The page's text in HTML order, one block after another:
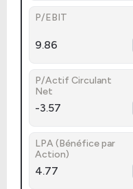
P/EBIT
9.86
P/Actif Circulant
Net
-3.57
LPA (Bénéfice par
Action)
4.77